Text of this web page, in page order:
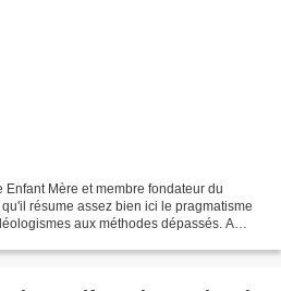
Mère et membre fondateur du
résume assez bien ici le pragmatisme
aux méthodes dépassés. A